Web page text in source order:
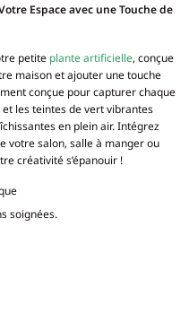
Espace avec une Touche de
petite plante artificielle, conçue
maison et ajouter une touche
conçue pour capturer chaque
les teintes de vert vibrantes
en plein air. Intégrez
votre salon, salle à manger ou
créativité s’épanouir !
soignées.